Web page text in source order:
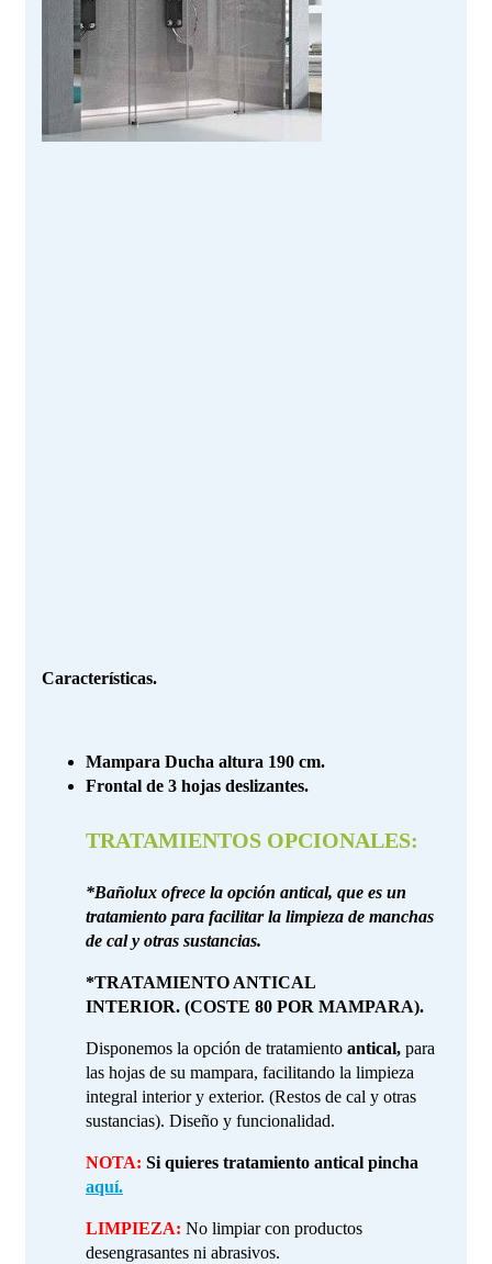
Características.
Mampara Ducha altura 190 cm.
Frontal de 3 hojas deslizantes.
TRATAMIENTOS OPCIONALES:
*Bañolux ofrece la opción antical, que es un
tratamiento para facilitar la limpieza de manchas
de cal y otras sustancias.
*TRATAMIENTO ANTICAL
INTERIOR. (COSTE 80 POR MAMPARA).
Disponemos la opción de tratamiento antical, para
las hojas de su mampara, facilitando la limpieza
integral interior y exterior. (Restos de cal y otras
sustancias). Diseño y funcionalidad.
NOTA: Si quieres tratamiento antical pincha
aquí.
LIMPIEZA: No limpiar con productos
desengrasantes ni abrasivos.